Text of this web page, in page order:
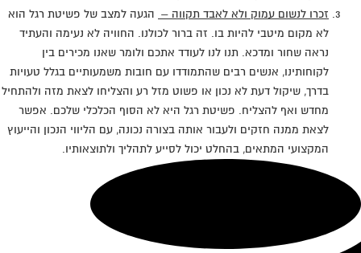
זכרו לנשום עמוק ולא לאבד תקווה – הגעה למצב של פשיטת רגל הוא
לא מקום מיטבי להיות בו. זה ברור לכולנו. החוויה לא נעימה והעתיד
נראה שחור ומדכא. תנו לנו לעודד אתכם ולומר שאנו מכירים בין
לקוחותינו, אנשים רבים שהתמודדו עם חובות משמעותיים בגלל טעויות
בדרך, שיקול דעת לא נכון או פשוט מזל רע והצליחו לצאת מזה ולהתחיל
מחדש ואף להצליח. פשיטת רגל היא לא הסוף הכלכלי שלכם. אפשר
לצאת ממנה חזקים ולעבור אותה בצורה נכונה, עם הליווי הנכון והייעוץ
המקצועי המתאים, בהחלט יכול לסייע לתהליך ולתוצאותיו.